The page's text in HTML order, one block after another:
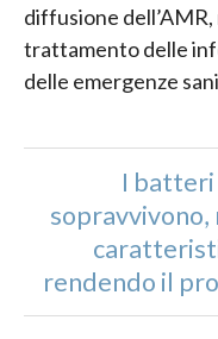
diffusione
trattamento delle
delle emergenze
I batteri
rendendo il